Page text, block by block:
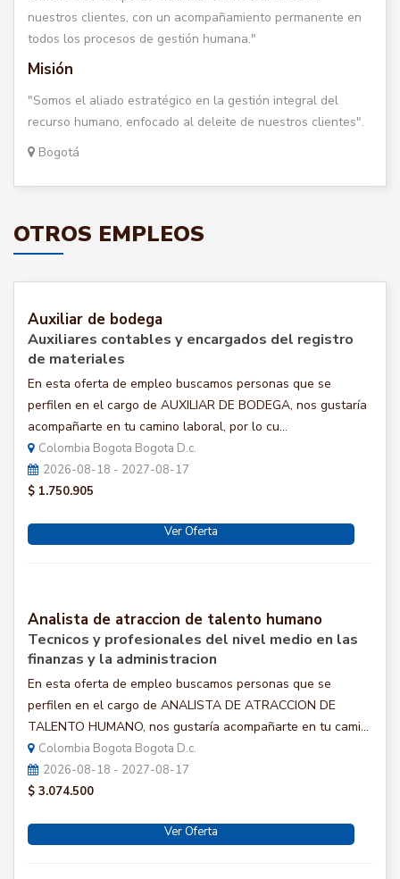
nuestros clientes, con un acompañamiento permanente en
todos los procesos de gestión humana."
Misión
"Somos el aliado estratégico en la gestión integral del
recurso humano, enfocado al deleite de nuestros clientes".
Bogotá
OTROS EMPLEOS
Auxiliar de bodega
Auxiliares contables y encargados del registro
de materiales
En esta oferta de empleo buscamos personas que se
perfilen en el cargo de AUXILIAR DE BODEGA, nos gustaría
acompañarte en tu camino laboral, por lo cu...
Colombia Bogota Bogota D.c.
2026-08-18 - 2027-08-17
$ 1.750.905
Ver Oferta
Analista de atraccion de talento humano
Tecnicos y profesionales del nivel medio en las
finanzas y la administracion
En esta oferta de empleo buscamos personas que se
perfilen en el cargo de ANALISTA DE ATRACCION DE
TALENTO HUMANO, nos gustaría acompañarte en tu cami...
Colombia Bogota Bogota D.c.
2026-08-18 - 2027-08-17
$ 3.074.500
Ver Oferta